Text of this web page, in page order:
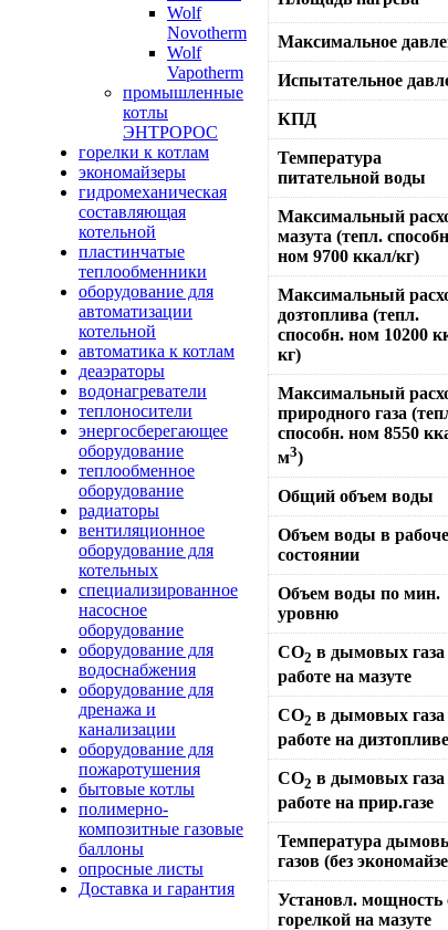
Wolf
Novotherm
Wolf
Vapotherm
промышленные
котлы
ЭНТРОРОС
горелки к котлам
экономайзеры
гидромеханическая
составляющая
котельной
пластинчатые
теплообменники
оборудование для
автоматизации
котельной
автоматика к котлам
деаэраторы
водонагреватели
теплоносители
энергосберегающее
оборудование
теплообменное
оборудование
радиаторы
вентиляционное
оборудование для
котельных
специализированное
насосное
оборудование
оборудование для
водоснабжения
оборудование для
дренажа и
канализации
оборудование для
пожаротушения
бытовые котлы
полимерно-
композитные газовые
баллоны
опросные листы
Доставка и гарантия
Максимальное
Испытательное
КПД
Температура
питательной воды
Максимальный
мазута (тепл.
ном 9700 ккал/кг)
Максимальный
дозтоплива (тепл.
способн. ном 10200
кг)
Максимальный
природного газа
способн. ном 8550
м3)
Общий объем воды
Объем воды в
состоянии
Объем воды по мин.
уровню
CO2 в дымовых газа
работе на мазуте
CO2 в дымовых газа
работе на дизтопливе
CO2 в дымовых газа
работе на прир.газе
Температура
газов (без
Установл. мощность
горелкой на мазуте